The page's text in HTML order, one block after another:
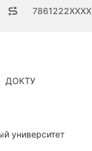
7861222XXXX
ДОКТУ
университет